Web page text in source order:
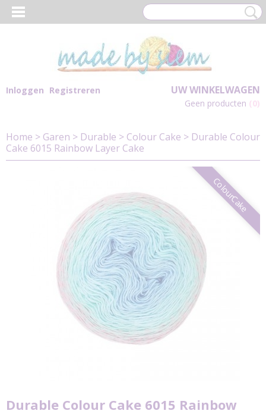
Inloggen Registreren UW WINKELWAGEN
Geen producten (0)
Home > Garen > Durable > Colour Cake > Durable Colour
Cake 6015 Rainbow Layer Cake
ColourCake
Durable Colour Cake 6015 Rainbow